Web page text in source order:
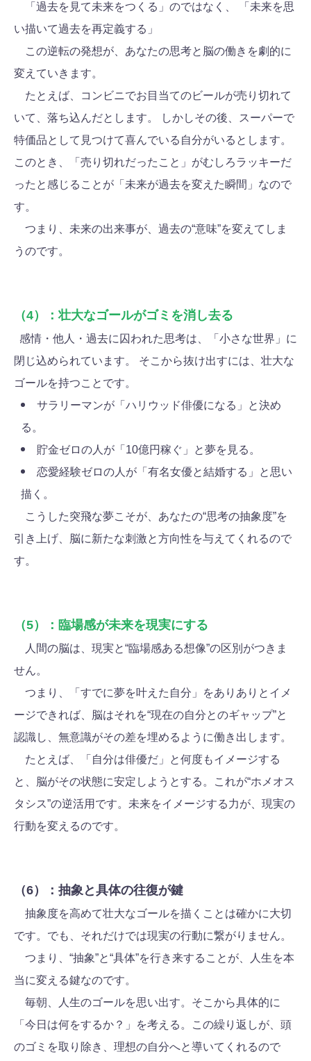
「過去を見て未来をつくる」のではなく、 「未来を思
い描いて過去を再定義する」
この逆転の発想が、あなたの思考と脳の働きを劇的に
変えていきます。
たとえば、コンビニでお目当てのビールが売り切れて
いて、落ち込んだとします。 しかしその後、スーパーで
特価品として見つけて喜んでいる自分がいるとします。
このとき、「売り切れだったこと」がむしろラッキーだ
ったと感じることが「未来が過去を変えた瞬間」なので
す。
つまり、未来の出来事が、過去の“意味”を変えてしま
うのです。
（4）：壮大なゴールがゴミを消し去る
感情・他人・過去に囚われた思考は、「小さな世界」に
閉じ込められています。 そこから抜け出すには、壮大な
ゴールを持つことです。
サラリーマンが「ハリウッド俳優になる」と決め
る。
貯金ゼロの人が「10億円稼ぐ」と夢を見る。
恋愛経験ゼロの人が「有名女優と結婚する」と思い
描く。
こうした突飛な夢こそが、あなたの“思考の抽象度”を
引き上げ、脳に新たな刺激と方向性を与えてくれるので
す。
（5）：臨場感が未来を現実にする
人間の脳は、現実と“臨場感ある想像”の区別がつきま
せん。
つまり、「すでに夢を叶えた自分」をありありとイメ
ージできれば、脳はそれを“現在の自分とのギャップ”と
認識し、無意識がその差を埋めるように働き出します。
たとえば、「自分は俳優だ」と何度もイメージする
と、脳がその状態に安定しようとする。これが“ホメオス
タシス”の逆活用です。未来をイメージする力が、現実の
行動を変えるのです。
（6）：抽象と具体の往復が鍵
抽象度を高めて壮大なゴールを描くことは確かに大切
です。でも、それだけでは現実の行動に繋がりません。
つまり、“抽象”と“具体”を行き来することが、人生を本
当に変える鍵なのです。
毎朝、人生のゴールを思い出す。そこから具体的に
「今日は何をするか？」を考える。この繰り返しが、頭
のゴミを取り除き、理想の自分へと導いてくれるので